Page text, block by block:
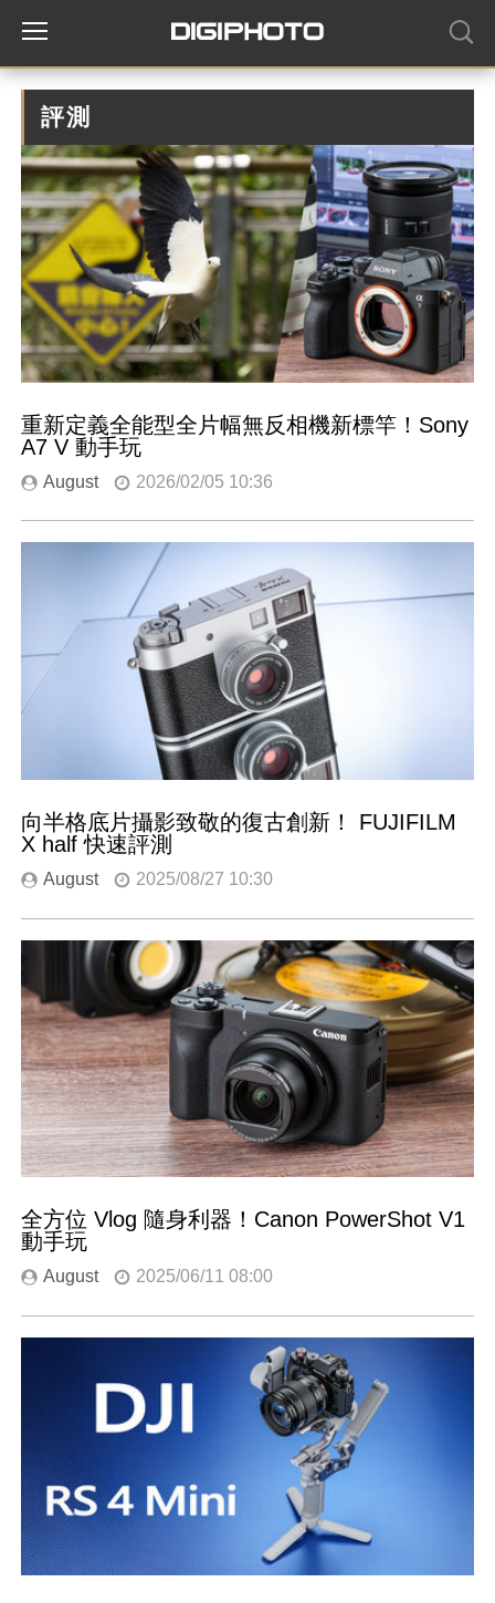
評測
重新定義全能型全片幅無反相機新標竿！Sony
A7 V 動手玩
August 2026/02/05 10:36
向半格底片攝影致敬的復古創新！ FUJIFILM
X half 快速評測
August 2025/08/27 10:30
全方位 Vlog 隨身利器！Canon PowerShot V1
動手玩
August 2025/06/11 08:00